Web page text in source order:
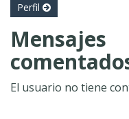
Perfil
Mensajes
El usuario no tiene